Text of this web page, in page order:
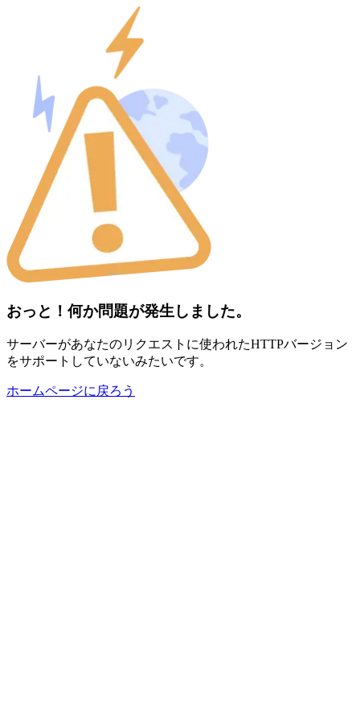
おっと！何か問題が発生しました。
サーバーがあなたのリクエストに使われたHTTPバージョン
をサポートしていないみたいです。
ホームページに戻ろう